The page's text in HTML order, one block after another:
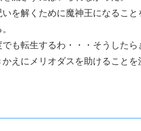
を解くために魔神王になるこ
でも転生するわ・・・そうしたら
えにメリオダスを助けること